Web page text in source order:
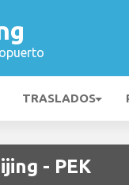
TRASLADOS
- PEK